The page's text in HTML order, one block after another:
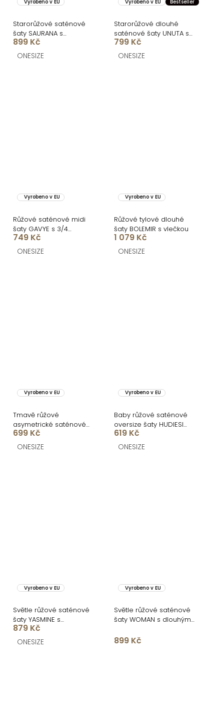
Vyrobeno v EU
Starorůžové saténové
šaty SAURANA s
rozparkem
899 Kč
ONESIZE
Vyrobeno v EU Bestseller
Starorůžové dlouhé
saténové šaty UNUTA s
odhalenými zády
799 Kč
ONESIZE
Vyrobeno v EU
Růžové saténové midi
šaty GAVYE s 3/4
rukávem
749 Kč
ONESIZE
Vyrobeno v EU
Růžové tylové dlouhé
šaty BOLEMIR s vlečkou
1 079 Kč
ONESIZE
Vyrobeno v EU
Tmavě růžové
asymetrické saténové
šaty ROULES
699 Kč
ONESIZE
Vyrobeno v EU
Baby růžové saténové
oversize šaty HUDIESI
přes rameno
619 Kč
ONESIZE
Vyrobeno v EU
Světle růžové saténové
šaty YASMINE s
rozparkem
879 Kč
ONESIZE
Vyrobeno v EU
Světle růžové saténové
šaty WOMAN s dlouhým
899 Kč